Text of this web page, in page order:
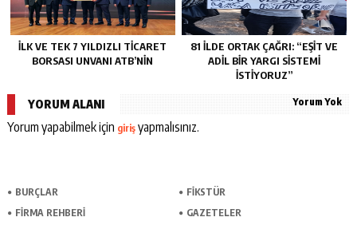
İLK VE TEK 7 YILDIZLI TİCARET
BORSASI UNVANI ATB’NİN
81 İLDE ORTAK ÇAĞRI: “EŞİT VE
ADİL BİR YARGI SİSTEMİ
İSTİYORUZ”
YORUM ALANI Yorum Yok
Yorum yapabilmek için girişyapmalısınız.
BURÇLAR
FİKSTÜR
FİRMA REHBERİ
GAZETELER